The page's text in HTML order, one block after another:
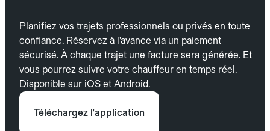
Planifiez vos trajets professionnels ou privés en toute
confiance. Réservez à l’avance via un paiement
sécurisé. À chaque trajet une facture sera générée. Et
vous pourrez suivre votre chauffeur en temps réel.
Disponible sur iOS et Android.
Téléchargez l'application